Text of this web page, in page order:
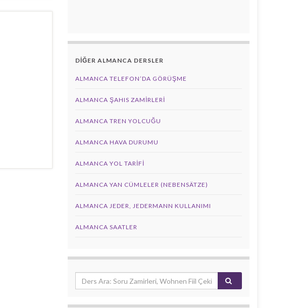
DİĞER ALMANCA DERSLER
ALMANCA TELEFON’DA GÖRÜŞME
ALMANCA ŞAHIS ZAMIRLERI
ALMANCA TREN YOLCUĞU
ALMANCA HAVA DURUMU
ALMANCA YOL TARIFI
ALMANCA YAN CÜMLELER (NEBENSÄTZE)
ALMANCA JEDER, JEDERMANN KULLANIMI
ALMANCA SAATLER